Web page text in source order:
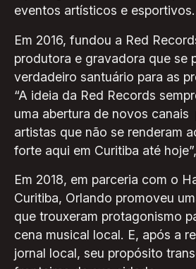
eventos artísticos e esportivos.
Em 2016, fundou a Red
produtora e gravadora que se
verdadeiro santuário para as
“A ideia da Red Records
uma abertura de novos canais
artistas que não se renderam
forte aqui em Curitiba até
Em 2018, em parceria com o
Curitiba, Orlando promoveu
que trouxeram protagonismo
cena musical local. E, após a
jornal local, seu propósito